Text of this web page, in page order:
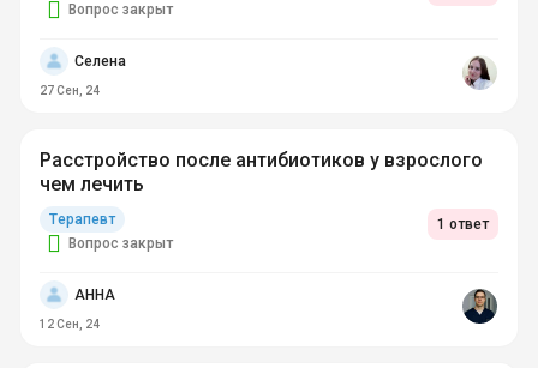
Вопрос закрыт
Селена
27 Сен, 24
Расстройство после антибиотиков у взрослого
чем лечить
Терапевт
Вопрос закрыт
1 ответ
AHHA
12 Сен, 24